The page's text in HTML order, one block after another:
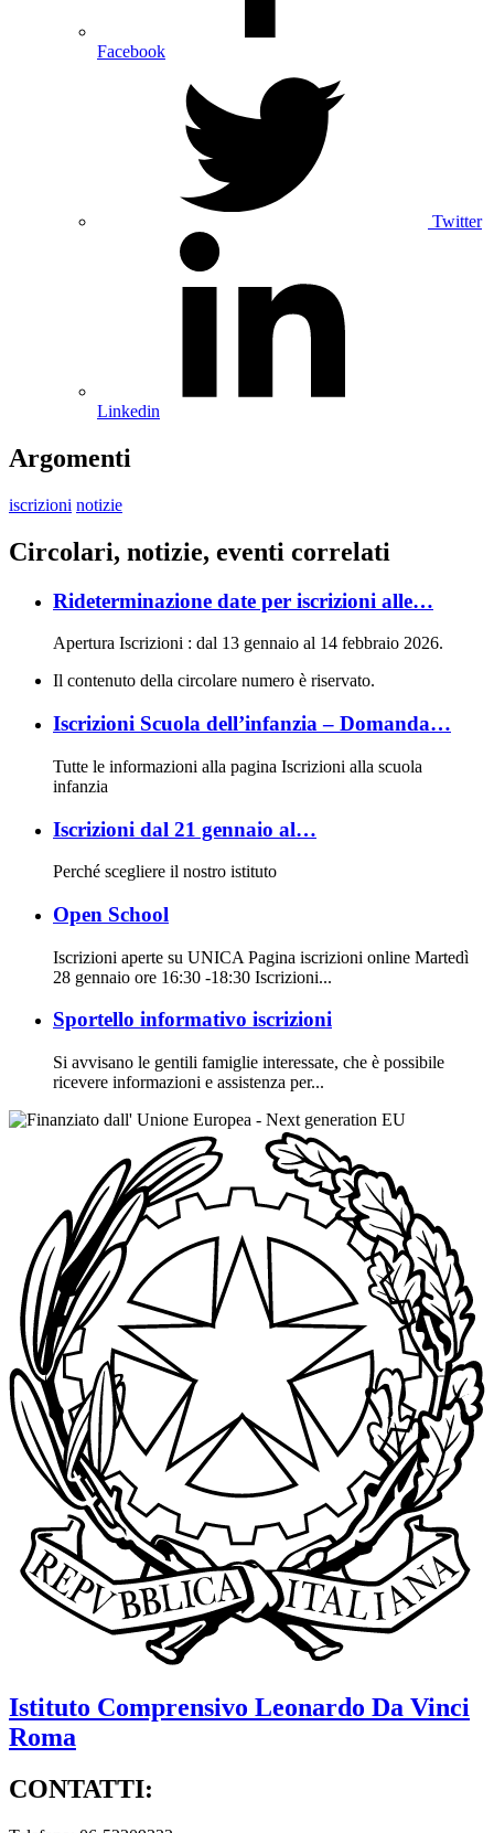
Facebook
Twitter
Linkedin
Argomenti
iscrizioni notizie
Circolari, notizie, eventi correlati
Rideterminazione date per iscrizioni alle…
Apertura Iscrizioni : dal 13 gennaio al 14 febbraio 2026.
Il contenuto della circolare numero è riservato.
Iscrizioni Scuola dell’infanzia – Domanda…
Tutte le informazioni alla pagina Iscrizioni alla scuola
infanzia
Iscrizioni dal 21 gennaio al…
Perché scegliere il nostro istituto
Open School
Iscrizioni aperte su UNICA Pagina iscrizioni online Martedì
28 gennaio ore 16:30 -18:30 Iscrizioni...
Sportello informativo iscrizioni
Si avvisano le gentili famiglie interessate, che è possibile
ricevere informazioni e assistenza per...
Istituto Comprensivo Leonardo Da Vinci
Roma
CONTATTI: